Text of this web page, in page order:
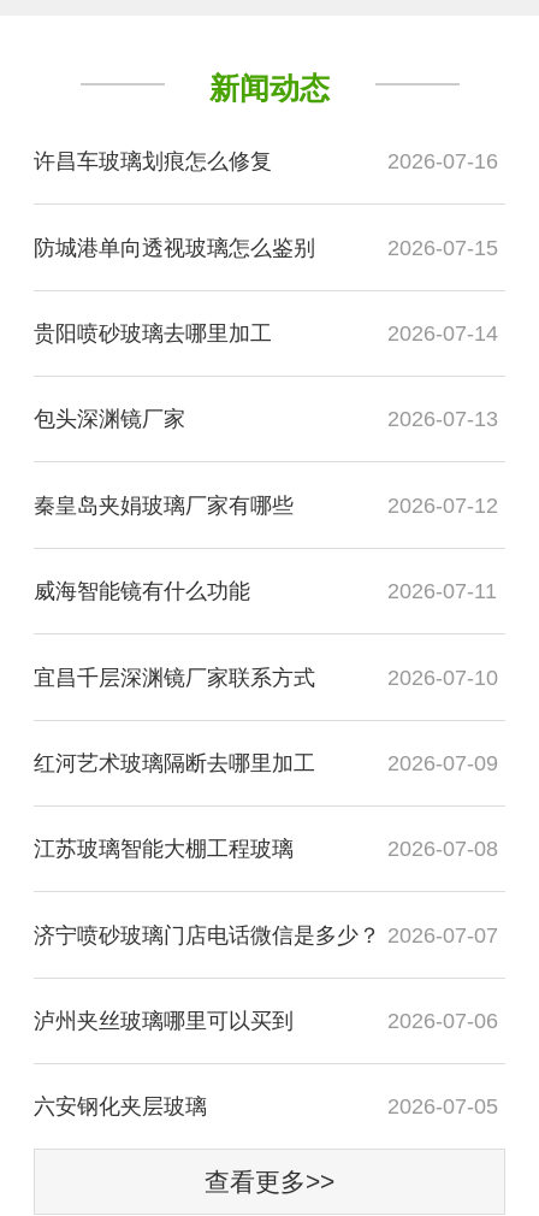
新闻动态
许昌车玻璃划痕怎么修复 2026-07-16
防城港单向透视玻璃怎么鉴别 2026-07-15
贵阳喷砂玻璃去哪里加工 2026-07-14
包头深渊镜厂家 2026-07-13
秦皇岛夹娟玻璃厂家有哪些 2026-07-12
威海智能镜有什么功能 2026-07-11
宜昌千层深渊镜厂家联系方式 2026-07-10
红河艺术玻璃隔断去哪里加工 2026-07-09
江苏玻璃智能大棚工程玻璃 2026-07-08
济宁喷砂玻璃门店电话微信是多少？ 2026-07-07
泸州夹丝玻璃哪里可以买到 2026-07-06
六安钢化夹层玻璃 2026-07-05
查看更多>>